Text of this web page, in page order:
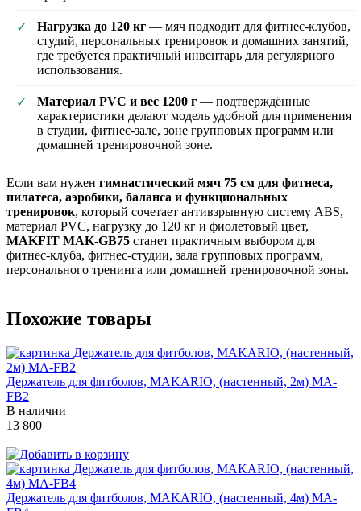
✓ Нагрузка до 120 кг — мяч подходит для фитнес-клубов,
студий, персональных тренировок и домашних занятий,
где требуется практичный инвентарь для регулярного
использования.
✓ Материал PVC и вес 1200 г — подтверждённые
характеристики делают модель удобной для применения
в студии, фитнес-зале, зоне групповых программ или
домашней тренировочной зоне.
Если вам нужен гимнастический мяч 75 см для фитнеса,
пилатеса, аэробики, баланса и функциональных
тренировок, который сочетает антивзрывную систему ABS,
материал PVC, нагрузку до 120 кг и фиолетовый цвет,
MAKFIT MAK-GB75 станет практичным выбором для
фитнес-клуба, фитнес-студии, зала групповых программ,
персонального тренинга или домашней тренировочной зоны.
Похожие товары
Держатель для фитболов, MAKARIO, (настенный, 2м) MA-
FB2
В наличии
13 800
Держатель для фитболов, MAKARIO, (настенный, 4м) MA-